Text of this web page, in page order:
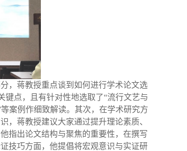
，蒋教授重点谈到如何进行学术论文选
键点，且有针对性地选取了“流行文艺与
案例作细致解读。其次，在学术研究方
，蒋教授建议大家通过提升理论素质、
指出论文结构与聚焦的重要性，在撰写
技巧方面，他提倡将宏观意识与实证研